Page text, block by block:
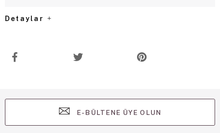
Detaylar
E-BÜLTENE ÜYE OLUN